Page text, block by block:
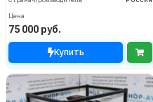
Цена
75 000 руб.
Купить